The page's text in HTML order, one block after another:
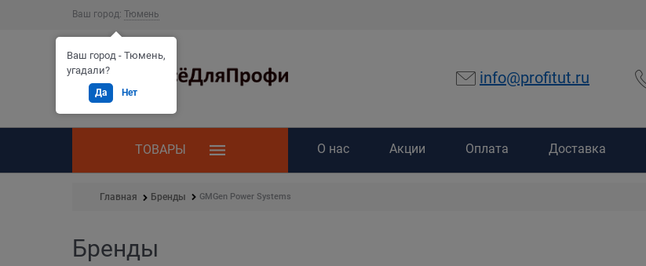
Ваш город: Тюмень
info@profitut.ru
ТОВАРЫ О нас Акции Оплата Доставка
Главная Бренды GMGen Power Systems
Бренды
Ваш город - Тюмень,
угадали?
Да Нет